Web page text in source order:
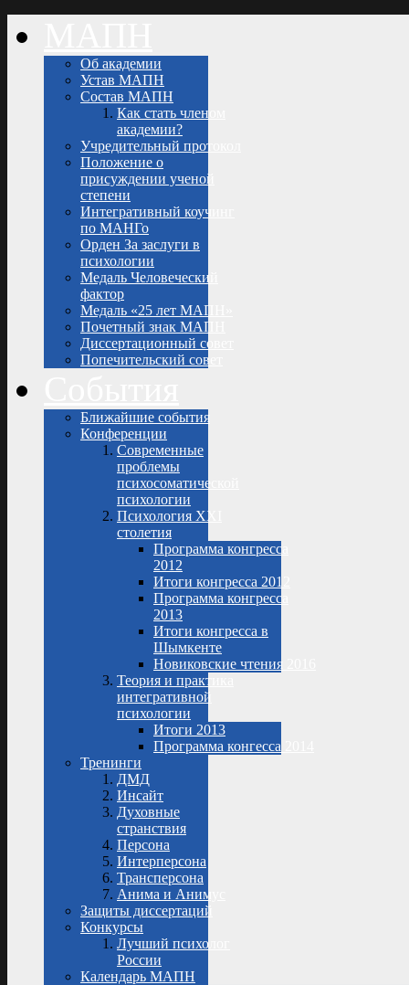
Об академии
Устав МАПН
Состав МАПН
Как стать членом
академии?
Учредительный протокол
Положение о
присуждении ученой
степени
Интегративный коучинг
по МАНГо
Орден За заслуги в
психологии
Медаль Человеческий
фактор
Медаль «25 лет МАПН»
Почетный знак МАПН
Диссертационный совет
Попечительский совет
Ближайшие события
Конференции
Современные
проблемы
психосоматической
психологии
Психология XXI
столетия
Программа конгресса
2012
Итоги конгресса 2012
Программа конгресса
2013
Итоги конгресса в
Шымкенте
Новиковские чтения 2016
Теория и практика
интегративной
психологии
Итоги 2013
Программа конгесса 2014
Тренинги
ДМД
Инсайт
Духовные
странствия
Персона
Интерперсона
Трансперсона
Анима и Анимус
Защиты диссертаций
Конкурсы
Лучший психолог
России
Календарь МАПН